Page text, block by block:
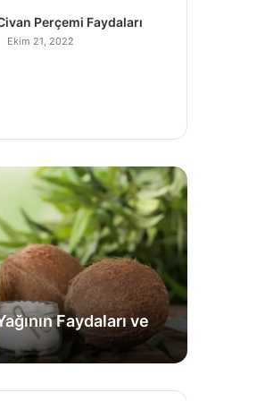
Perçemi Faydaları
Ekim 21, 2022
Faydaları ve